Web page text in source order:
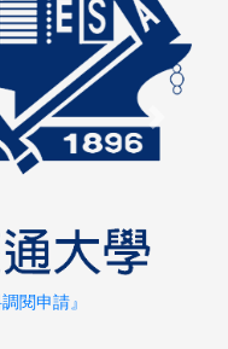
Next
調閱申請』